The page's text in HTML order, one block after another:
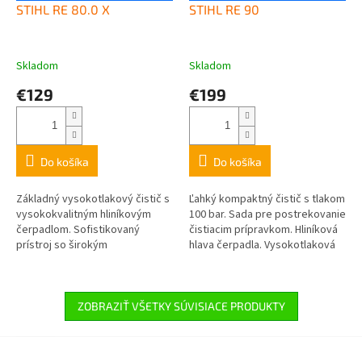
STIHL RE 80.0 X
Skladom
€129
Do košíka
Základný vysokotlakový čistič s
vysokokvalitným hliníkovým
čerpadlom. Sofistikovaný
prístroj so širokým
na práce okolo domu,...
STIHL RE 90
Skladom
€199
Do košíka
Ľahký kompaktný čistič s tlakom
100 bar. Sada pre postrekovanie
čistiacim prípravkom. Hliníková
hlava čerpadla. Vysokotlaková
ZOBRAZIŤ VŠETKY SÚVISIACE PRODUKTY